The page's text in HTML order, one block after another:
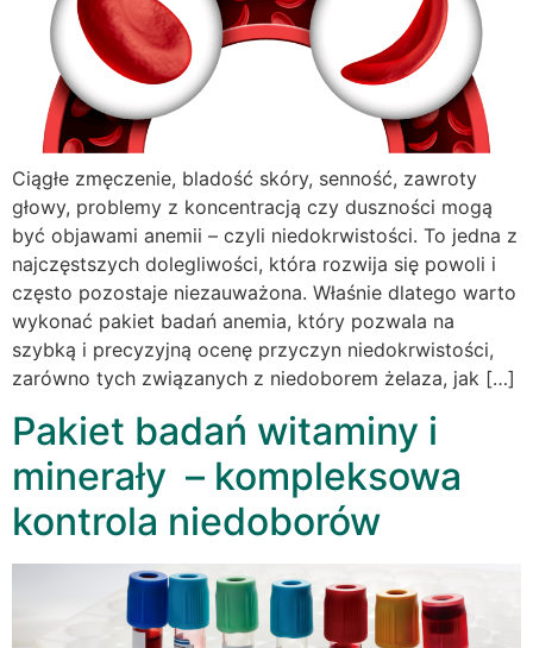
Ciągłe zmęczenie, bladość skóry, senność, zawroty
głowy, problemy z koncentracją czy duszności mogą
być objawami anemii – czyli niedokrwistości. To jedna z
najczęstszych dolegliwości, która rozwija się powoli i
często pozostaje niezauważona. Właśnie dlatego warto
wykonać pakiet badań anemia, który pozwala na
szybką i precyzyjną ocenę przyczyn niedokrwistości,
zarówno tych związanych z niedoborem żelaza, jak […]
Pakiet badań witaminy i
minerały – kompleksowa
kontrola niedoborów